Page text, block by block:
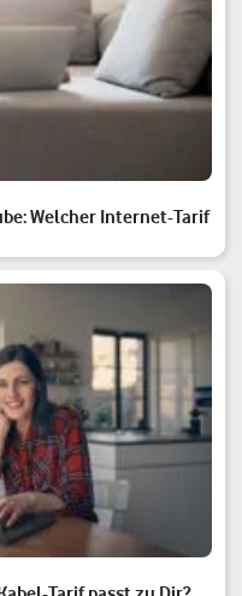
Welcher Internet-Tarif